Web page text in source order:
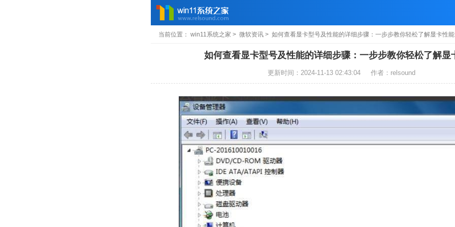
当前位置： win11系统之家 > 微软资讯 > 如何查看显卡型号及性能的详细步骤：一步步教你轻松了解显卡性能
如何查看显卡型号及性能的详细步骤：一步步教你轻松了解显
更新时间：2024-11-13 02:43:04 作者：relsound